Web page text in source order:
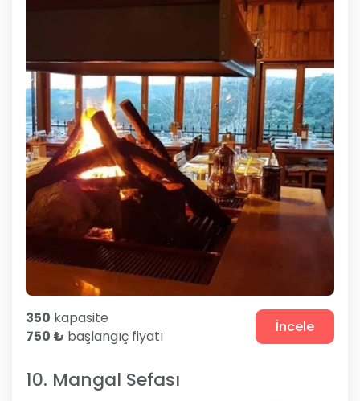
350 kapasite
750 ₺ başlangıç fiyatı İncele
10. Mangal Sefası